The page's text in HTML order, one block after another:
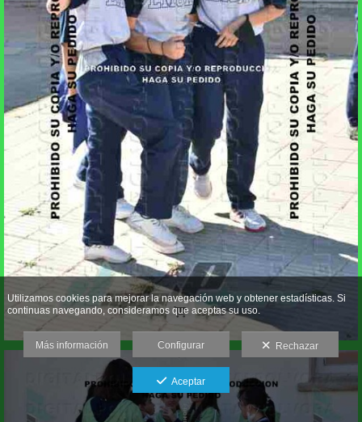
Utilizamos cookies para mejorar la navegación web y obtener estadísticas. Si
continuas navegando, consideramos que aceptas su uso.
Más información Configurar Rechazar
Aceptar